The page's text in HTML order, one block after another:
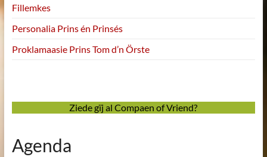
Fillemkes
Personalia Prins én Prinsés
Proklamaasie Prins Tom d’n Örste
Ziede gïj al Compaen of Vriend?
Agenda